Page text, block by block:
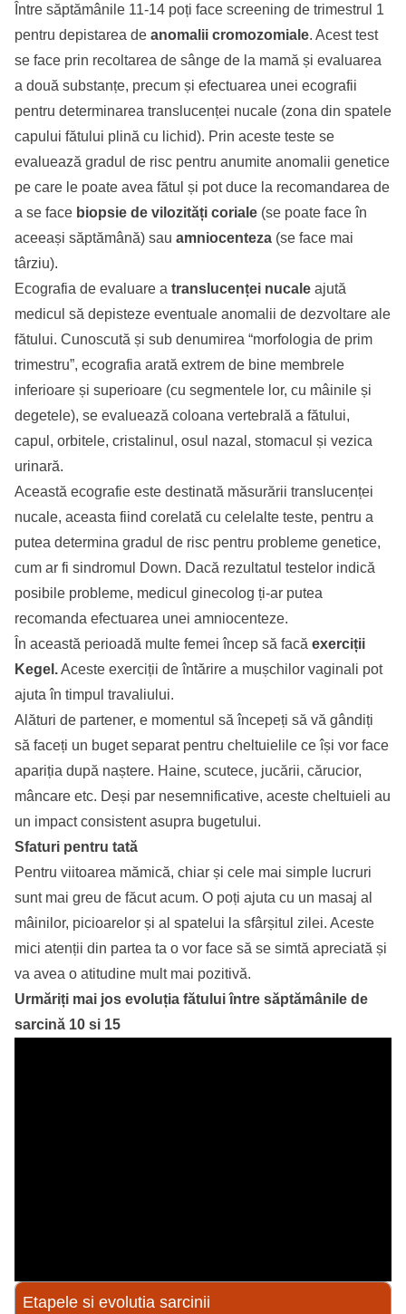
Între săptămânile 11-14 poți face screening de trimestrul 1
pentru depistarea de anomalii cromozomiale. Acest test
se face prin recoltarea de sânge de la mamă și evaluarea
a două substanțe, precum și efectuarea unei ecografii
pentru determinarea translucenței nucale (zona din spatele
capului fătului plină cu lichid). Prin aceste teste se
evaluează gradul de risc pentru anumite anomalii genetice
pe care le poate avea fătul și pot duce la recomandarea de
a se face biopsie de vilozități coriale (se poate face în
aceeași săptămână) sau amniocenteza (se face mai
târziu).
Ecografia de evaluare a translucenței nucale ajută
medicul să depisteze eventuale anomalii de dezvoltare ale
fătului. Cunoscută și sub denumirea “morfologia de prim
trimestru”, ecografia arată extrem de bine membrele
inferioare și superioare (cu segmentele lor, cu mâinile și
degetele), se evaluează coloana vertebrală a fătului,
capul, orbitele, cristalinul, osul nazal, stomacul și vezica
urinară.
Această ecografie este destinată măsurării translucenței
nucale, aceasta fiind corelată cu celelalte teste, pentru a
putea determina gradul de risc pentru probleme genetice,
cum ar fi sindromul Down. Dacă rezultatul testelor indică
posibile probleme, medicul ginecolog ți-ar putea
recomanda efectuarea unei amniocenteze.
În această perioadă multe femei încep să facă exerciții
Kegel.Aceste exerciții de întărire a mușchilor vaginali pot
ajuta în timpul travaliului.
Alături de partener, e momentul să începeți să vă gândiți
să faceți un buget separat pentru cheltuielile ce își vor face
apariția după naștere. Haine, scutece, jucării, cărucior,
mâncare etc. Deși par nesemnificative, aceste cheltuieli au
un impact consistent asupra bugetului.
Sfaturi pentru tată
Pentru viitoarea mămică, chiar și cele mai simple lucruri
sunt mai greu de făcut acum. O poți ajuta cu un masaj al
mâinilor, picioarelor și al spatelui la sfârșitul zilei. Aceste
mici atenții din partea ta o vor face să se simtă apreciată și
va avea o atitudine mult mai pozitivă.
Urmăriți mai jos evoluția fătului între săptămânile de
sarcină 10 si 15
Etapele si evolutia sarcinii